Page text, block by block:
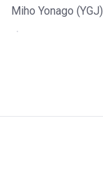
Miho Yonago (YGJ)